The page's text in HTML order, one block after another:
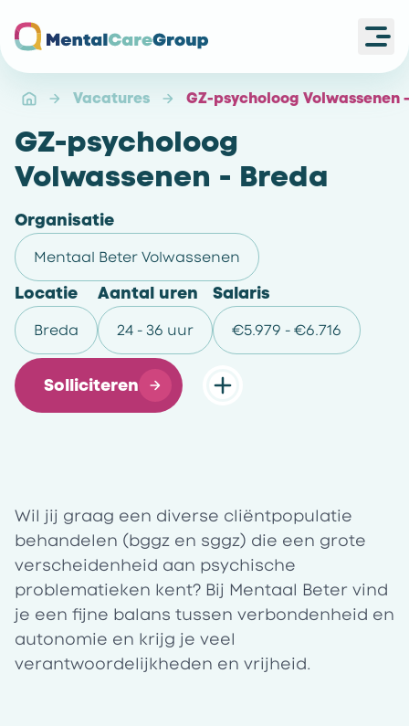
Vacatures GZ-psycholoog Volwassenen
GZ-psycholoog
Volwassenen - Breda
Organisatie
Mentaal Beter Volwassenen
Locatie
Breda
Aantal uren
24 - 36 uur
Salaris
€5.979 - €6.716
Solliciteren
Wil jij graag een diverse cliëntpopulatie
behandelen (bggz en sggz) die een grote
verscheidenheid aan psychische
problematieken kent? Bij Mentaal Beter vind
je een fijne balans tussen verbondenheid en
autonomie en krijg je veel
verantwoordelijkheden en vrijheid.